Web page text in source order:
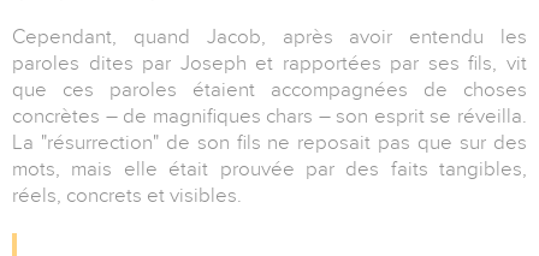
Cependant, quand Jacob, après avoir entendu les
paroles dites par Joseph et rapportées par ses fils, vit
que ces paroles étaient accompagnées de choses
concrètes – de magnifiques chars – son esprit se réveilla.
La "résurrection" de son fils ne reposait pas que sur des
mots, mais elle était prouvée par des faits tangibles,
réels, concrets et visibles.